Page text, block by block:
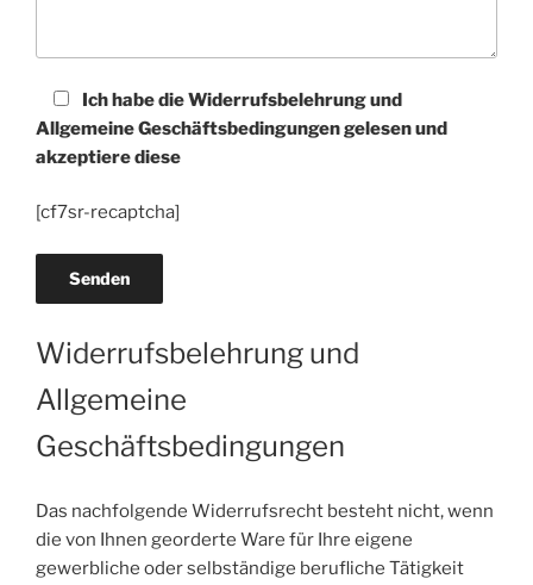
Ich habe die Widerrufsbelehrung und
Allgemeine Geschäftsbedingungen gelesen und
akzeptiere diese
[cf7sr-recaptcha]
Widerrufsbelehrung und
Allgemeine
Geschäftsbedingungen
Das nachfolgende Widerrufsrecht besteht nicht, wenn
die von Ihnen georderte Ware für Ihre eigene
gewerbliche oder selbständige berufliche Tätigkeit